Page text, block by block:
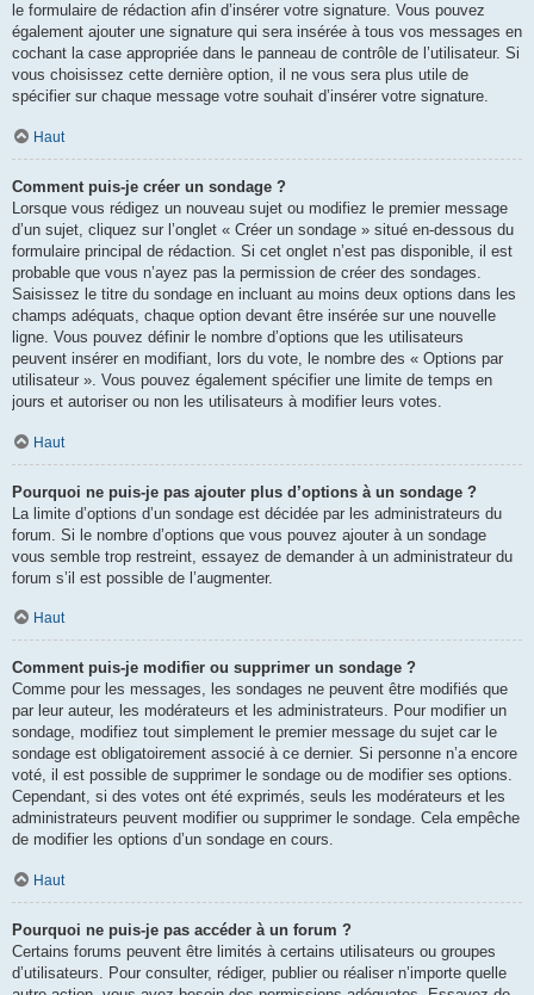
le formulaire de rédaction afin d’insérer votre signature. Vous pouvez
également ajouter une signature qui sera insérée à tous vos messages en
cochant la case appropriée dans le panneau de contrôle de l’utilisateur. Si
vous choisissez cette dernière option, il ne vous sera plus utile de
spécifier sur chaque message votre souhait d’insérer votre signature.
Haut
Comment puis-je créer un sondage ?
Lorsque vous rédigez un nouveau sujet ou modifiez le premier message
d’un sujet, cliquez sur l’onglet « Créer un sondage » situé en-dessous du
formulaire principal de rédaction. Si cet onglet n’est pas disponible, il est
probable que vous n’ayez pas la permission de créer des sondages.
Saisissez le titre du sondage en incluant au moins deux options dans les
champs adéquats, chaque option devant être insérée sur une nouvelle
ligne. Vous pouvez définir le nombre d’options que les utilisateurs
peuvent insérer en modifiant, lors du vote, le nombre des « Options par
utilisateur ». Vous pouvez également spécifier une limite de temps en
jours et autoriser ou non les utilisateurs à modifier leurs votes.
Haut
Pourquoi ne puis-je pas ajouter plus d’options à un sondage ?
La limite d’options d’un sondage est décidée par les administrateurs du
forum. Si le nombre d’options que vous pouvez ajouter à un sondage
vous semble trop restreint, essayez de demander à un administrateur du
forum s’il est possible de l’augmenter.
Haut
Comment puis-je modifier ou supprimer un sondage ?
Comme pour les messages, les sondages ne peuvent être modifiés que
par leur auteur, les modérateurs et les administrateurs. Pour modifier un
sondage, modifiez tout simplement le premier message du sujet car le
sondage est obligatoirement associé à ce dernier. Si personne n’a encore
voté, il est possible de supprimer le sondage ou de modifier ses options.
Cependant, si des votes ont été exprimés, seuls les modérateurs et les
administrateurs peuvent modifier ou supprimer le sondage. Cela empêche
de modifier les options d’un sondage en cours.
Haut
Pourquoi ne puis-je pas accéder à un forum ?
Certains forums peuvent être limités à certains utilisateurs ou groupes
d’utilisateurs. Pour consulter, rédiger, publier ou réaliser n’importe quelle